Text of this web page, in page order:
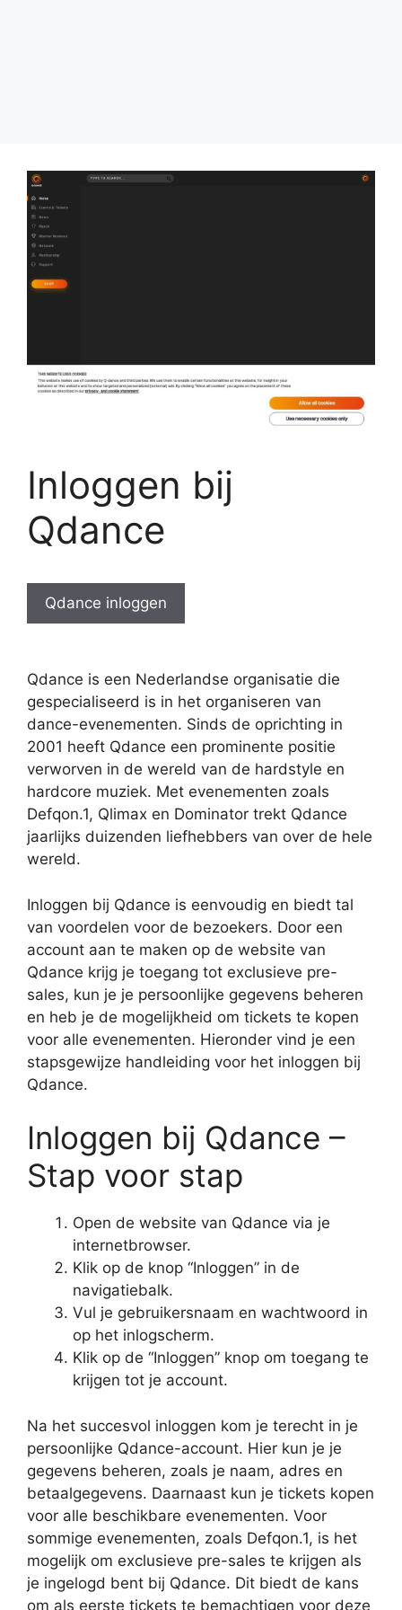
Inloggen bij
Qdance
Qdance inloggen
Qdance is een Nederlandse organisatie die
gespecialiseerd is in het organiseren van
dance-evenementen. Sinds de oprichting in
2001 heeft Qdance een prominente positie
verworven in de wereld van de hardstyle en
hardcore muziek. Met evenementen zoals
Defqon.1, Qlimax en Dominator trekt Qdance
jaarlijks duizenden liefhebbers van over de hele
wereld.
Inloggen bij Qdance is eenvoudig en biedt tal
van voordelen voor de bezoekers. Door een
account aan te maken op de website van
Qdance krijg je toegang tot exclusieve pre-
sales, kun je je persoonlijke gegevens beheren
en heb je de mogelijkheid om tickets te kopen
voor alle evenementen. Hieronder vind je een
stapsgewijze handleiding voor het inloggen bij
Qdance.
Inloggen bij Qdance –
Stap voor stap
Open de website van Qdance via je
internetbrowser.
Klik op de knop “Inloggen” in de
navigatiebalk.
Vul je gebruikersnaam en wachtwoord in
op het inlogscherm.
Klik op de “Inloggen” knop om toegang te
krijgen tot je account.
Na het succesvol inloggen kom je terecht in je
persoonlijke Qdance-account. Hier kun je je
gegevens beheren, zoals je naam, adres en
betaalgegevens. Daarnaast kun je tickets kopen
voor alle beschikbare evenementen. Voor
sommige evenementen, zoals Defqon.1, is het
mogelijk om exclusieve pre-sales te krijgen als
je ingelogd bent bij Qdance. Dit biedt de kans
om als eerste tickets te bemachtigen voor deze